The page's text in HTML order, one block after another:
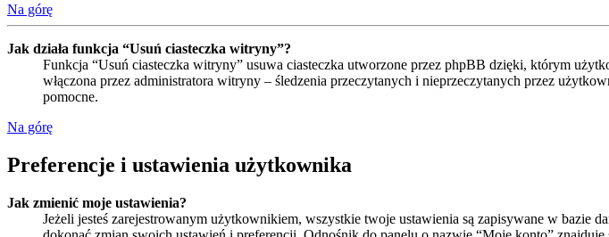
Na górę
Jak działa funkcja “Usuń ciasteczka witryny”?
Funkcja “Usuń ciasteczka witryny” usuwa ciasteczka utworzone przez phpBB dzięki, którym
włączona przez administratora witryny – śledzenia przeczytanych i nieprzeczytanych przez
pomocne.
Na górę
Preferencje i ustawienia użytkownika
Jak zmienić moje ustawienia?
Jeżeli jesteś zarejestrowanym użytkownikiem, wszystkie twoje ustawienia są zapisywane w